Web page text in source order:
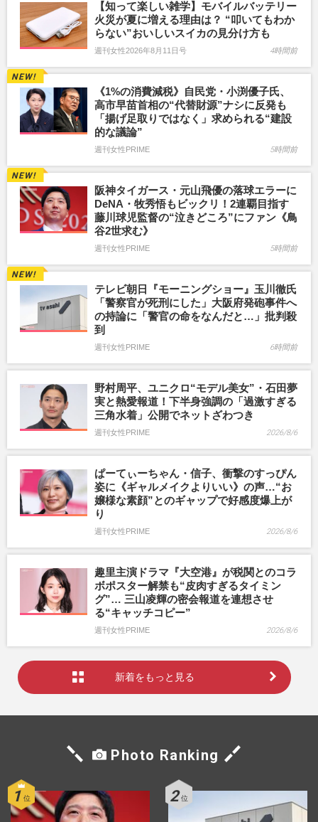
【知って楽しい雑学】モバイルバッテリー
火災が夏に増える理由は？ “叩いてもわか
らない”おいしいスイカの見分け方も
週刊女性2026年8月11日号 4時間前
《1%の消費減税》自民党・小渕優子氏、
高市早苗首相の“代替財源”ナシに反発も
「揚げ足取りではなく」求められる“建設
的な議論”
週刊女性PRIME 5時間前
阪神タイガース・元山飛優の落球エラーに
DeNA・牧秀悟もビックリ！2連覇目指す
藤川球児監督の“泣きどころ”にファン《鳥
谷2世求む》
週刊女性PRIME 5時間前
テレビ朝日『モーニングショー』玉川徹氏
「警察官が死刑にした」大阪府発砲事件へ
の持論に「警官の命をなんだと…」批判殺
到
週刊女性PRIME 6時間前
野村周平、ユニクロ“モデル美女”・石田夢
実と熱愛報道！下半身強調の「過激すぎる
三角水着」公開でネットざわつき
週刊女性PRIME 2026/8/6
ぱーてぃーちゃん・信子、衝撃のすっぴん
姿に《ギャルメイクよりいい》の声…“お
嬢様な素顔”とのギャップで好感度爆上が
り
週刊女性PRIME 2026/8/6
趣里主演ドラマ『大空港』が税関とのコラ
ボポスター解禁も“皮肉すぎるタイミン
グ”… 三山凌輝の密会報道を連想させ
る“キャッチコピー”
週刊女性PRIME 2026/8/6
新着をもっと見る
Photo Ranking